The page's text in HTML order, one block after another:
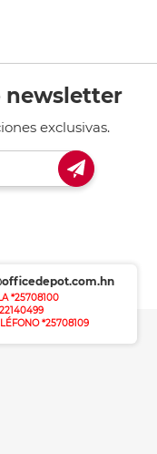
newsletter
exclusivas.
*25708100
*25708109